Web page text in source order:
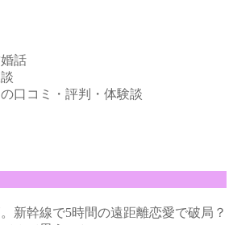
話
口コミ・評判・体験談
新幹線で5時間の遠距離恋愛で破局？